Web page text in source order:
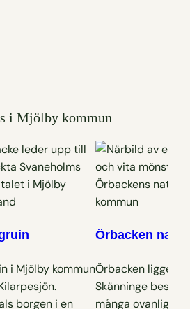
i Mjölby kommun
i Mjölby kommun
borgen i en
Örbacken
Örbacken ligger
Skänninge består
många ovanliga